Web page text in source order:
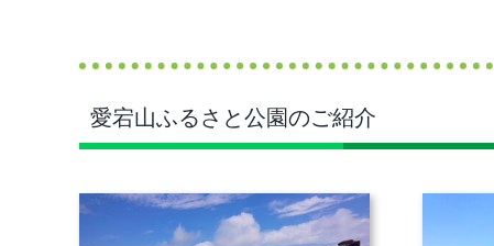
愛宕山ふるさと公園のご紹介